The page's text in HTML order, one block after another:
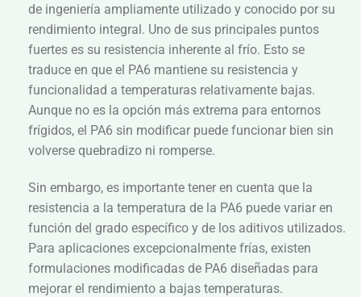
de ingeniería ampliamente utilizado y conocido por su
rendimiento integral. Uno de sus principales puntos
fuertes es su resistencia inherente al frío. Esto se
traduce en que el PA6 mantiene su resistencia y
funcionalidad a temperaturas relativamente bajas.
Aunque no es la opción más extrema para entornos
frígidos, el PA6 sin modificar puede funcionar bien sin
volverse quebradizo ni romperse.
Sin embargo, es importante tener en cuenta que la
resistencia a la temperatura de la PA6 puede variar en
función del grado específico y de los aditivos utilizados.
Para aplicaciones excepcionalmente frías, existen
formulaciones modificadas de PA6 diseñadas para
mejorar el rendimiento a bajas temperaturas.